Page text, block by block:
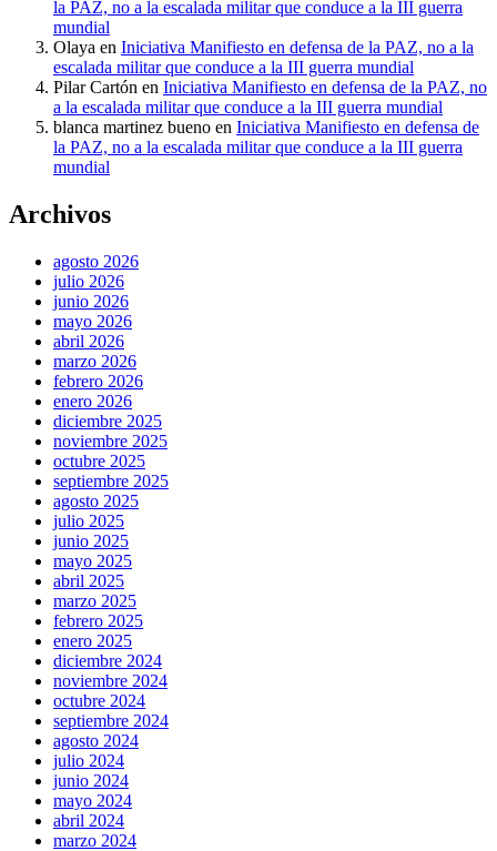
la PAZ, no a la escalada militar que conduce a la III guerra
mundial
Olaya en Iniciativa Manifiesto en defensa de la PAZ, no a la
escalada militar que conduce a la III guerra mundial
Pilar Cartón en Iniciativa Manifiesto en defensa de la PAZ, no
a la escalada militar que conduce a la III guerra mundial
blanca martinez bueno en Iniciativa Manifiesto en defensa de
la PAZ, no a la escalada militar que conduce a la III guerra
mundial
Archivos
agosto 2026
julio 2026
junio 2026
mayo 2026
abril 2026
marzo 2026
febrero 2026
enero 2026
diciembre 2025
noviembre 2025
octubre 2025
septiembre 2025
agosto 2025
julio 2025
junio 2025
mayo 2025
abril 2025
marzo 2025
febrero 2025
enero 2025
diciembre 2024
noviembre 2024
octubre 2024
septiembre 2024
agosto 2024
julio 2024
junio 2024
mayo 2024
abril 2024
marzo 2024